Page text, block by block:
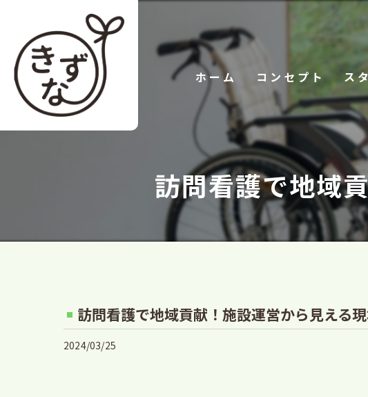
ホーム コンセプト ス
訪問看護で地域
訪問看護で地域貢献！施設運営から見える
2024/03/25